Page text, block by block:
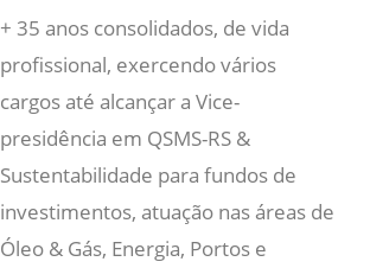
+ 35 anos consolidados, de vida
profissional, exercendo vários
cargos até alcançar a Vice-
presidência em QSMS-RS &
Sustentabilidade para fundos de
investimentos, atuação nas áreas de
Óleo & Gás, Energia, Portos e